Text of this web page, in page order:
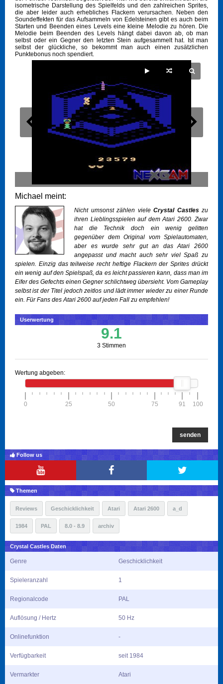
isometrische Darstellung des Spielfelds und den zahlreichen Sprites,
die aber leider auch erhebliches Flackern verursachen. Neben den
Soundeffekten für das Aufsammeln von Edelsteinen gibt es auch beim
Starten und Beenden eines Levels eine kleine Melodie zu hören. Die
Melodie beim Beenden des Levels hängt dabei davon ab, ob man
selbst oder ein Gegner den letzten Stein aufgesammelt hat. Ist man
selbst der glückliche, so bekommt man auch einen zusätzlichen
Punktebonus noch spendiert.
Michael meint:
Nicht umsonst zählen viele Crystal Castleszu
ihren Lieblingsspielen auf dem Atari 2600. Zwar
hat die Technik doch ein wenig gelitten
gegenüber dem Original vom Spielautomaten,
aber es wurde sehr gut an das Atari 2600
angepasst und macht auch sehr viel Spaß zu
spielen. Einzig das teilweise recht heftige Flackern der Sprites drückt
ein wenig auf den Spielspaß, da es leicht passieren kann, dass man im
Eifer des Gefechts einen Gegner schlichtweg übersieht. Vom Gameplay
selbst ist der Titel jedoch zeitlos und lädt immer wieder zu einer Runde
ein. Für Fans des Atari 2600 auf jeden Fall zu empfehlen!
Userwertung
9.1
3 Stimmen
Wertung abgeben:
0 25 50 75 91 100
senden
Follow us
Themen
Reviews Geschicklichkeit Atari Atari 2600 a_d
1984 PAL 8.0 - 8.9 archiv
Crystal Castles Daten
Genre Geschicklichkeit
Spieleranzahl 1
Regionalcode PAL
Auflösung / Hertz 50 Hz
Onlinefunktion -
Verfügbarkeit seit 1984
Vermarkter Atari